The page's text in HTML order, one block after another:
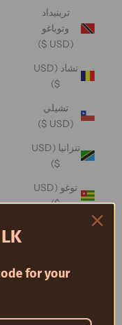
ترينيداد
وتوباغو
(USD $)
تشاد (USD
$)
تشيلي
(USD $)
تنزانيا (USD
$)
توغو (USD
$)
توكيلو (USD
for your